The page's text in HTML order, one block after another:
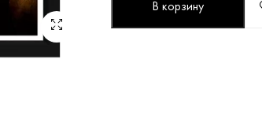
В корзину